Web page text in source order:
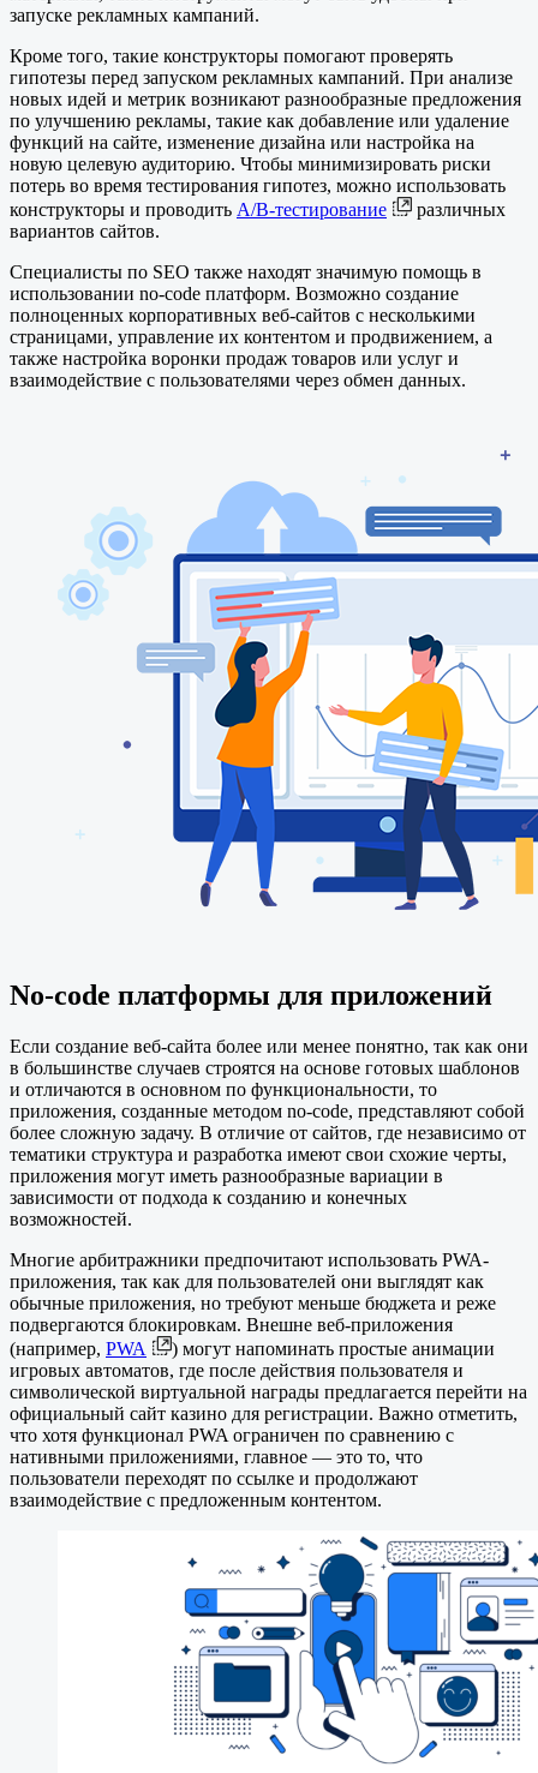
запуске рекламных кампаний.
Кроме того, такие конструкторы помогают проверять
гипотезы перед запуском рекламных кампаний. При анализе
новых идей и метрик возникают разнообразные предложения
по улучшению рекламы, такие как добавление или удаление
функций на сайте, изменение дизайна или настройка на
новую целевую аудиторию. Чтобы минимизировать риски
потерь во время тестирования гипотез, можно использовать
конструкторы и проводить A/B-тестирование
различных
вариантов сайтов.
Специалисты по SEO также находят значимую помощь в
использовании no-code платформ. Возможно создание
полноценных корпоративных веб-сайтов с несколькими
страницами, управление их контентом и продвижением, а
также настройка воронки продаж товаров или услуг и
взаимодействие с пользователями через обмен данных.
No-code платформы для приложений
Если создание веб-сайта более или менее понятно, так как они
в большинстве случаев строятся на основе готовых шаблонов
и отличаются в основном по функциональности, то
приложения, созданные методом no-code, представляют собой
более сложную задачу. В отличие от сайтов, где независимо от
тематики структура и разработка имеют свои схожие черты,
приложения могут иметь разнообразные вариации в
зависимости от подхода к созданию и конечных
возможностей.
Многие арбитражники предпочитают использовать PWA-
приложения, так как для пользователей они выглядят как
обычные приложения, но требуют меньше бюджета и реже
подвергаются блокировкам. Внешне веб-приложения
(например, PWA
) могут напоминать простые анимации
игровых автоматов, где после действия пользователя и
символической виртуальной награды предлагается перейти на
официальный сайт казино для регистрации. Важно отметить,
что хотя функционал PWA ограничен по сравнению с
нативными приложениями, главное — это то, что
пользователи переходят по ссылке и продолжают
взаимодействие с предложенным контентом.